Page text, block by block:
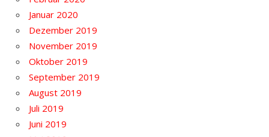
Januar 2020
Dezember 2019
November 2019
Oktober 2019
September 2019
August 2019
Juli 2019
Juni 2019